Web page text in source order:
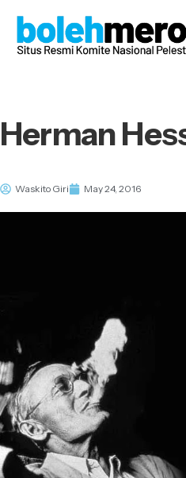
Herman
Waskito Giri May 24, 2016